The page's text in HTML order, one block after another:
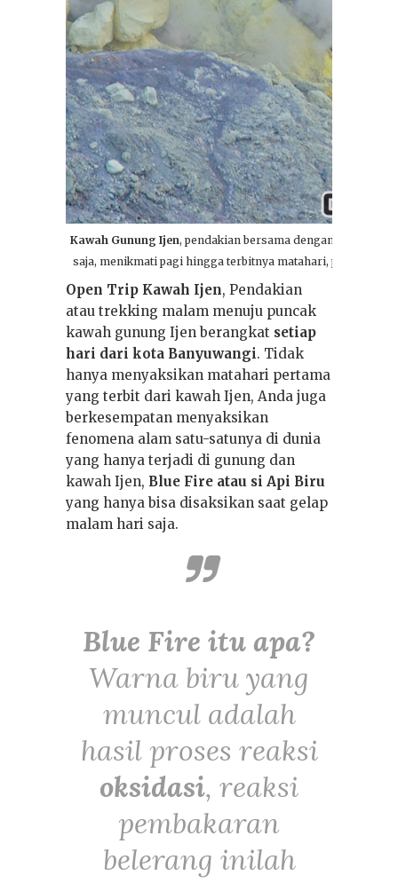
16 Jan 2026 0
Paket Wisata
Jeep: Gunung
Bromo, Ijen dan
Merapi
16 Jan 2026 0
Sewa Jeep Wisata:
Gunung Bromo
dari Semua Kota
Kawah Gunung Ijen, pendakian bersama dengan Open Trip
saja, menikmati pagi hingga terbitnya matahari, pesona
Open Trip Kawah Ijen, Pendakian
atau trekking malam menuju puncak
kawah gunung Ijen berangkat setiap
hari dari kota Banyuwangi. Tidak
hanya menyaksikan matahari pertama
yang terbit dari kawah Ijen, Anda juga
berkesempatan menyaksikan
fenomena alam satu-satunya di dunia
yang hanya terjadi di gunung dan
kawah Ijen, Blue Fire atau si Api Biru
yang hanya bisa disaksikan saat gelap
malam hari saja.
Blue Fire itu apa?
Warna biru yang
muncul adalah
hasil proses reaksi
oksidasi, reaksi
pembakaran
belerang inilah